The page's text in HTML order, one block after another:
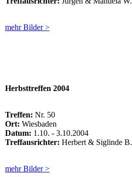
mehr Bilder >
Herbsttreffen 2004
Treffen: Nr. 50
Ort: Wiesbaden
Datum: 1.10. - 3.10.2004
Treffausrichter: Herbert & Siglinde B.
mehr Bilder >